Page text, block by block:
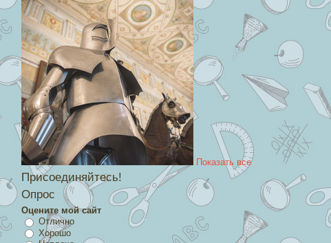
Показать все
Присоединяйтесь!
Опрос
Оцените мой сайт
Отлично
Хорошо